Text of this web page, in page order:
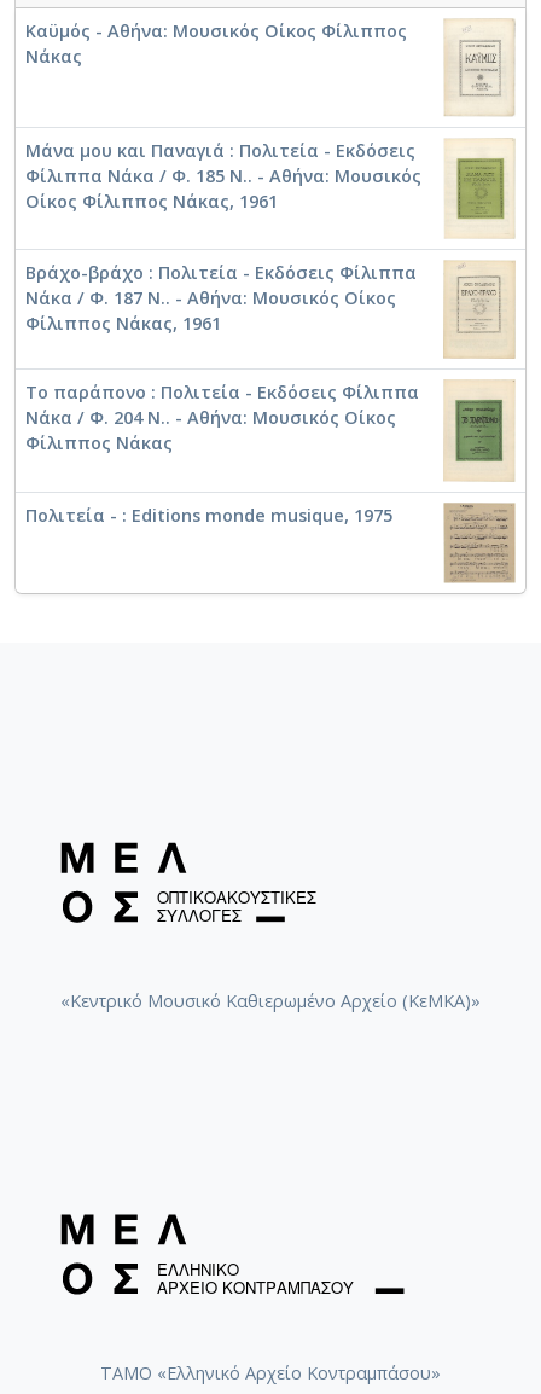
Μάνα μου και Παναγιά [1961]
Το παράπονο
Καϋμός
Βράχο-βράχο [1975]
Βρέχει στη φτωχογειτονιά
Καϋμός - Αθήνα: Μουσικός Οίκος Φίλιππος
Νάκας
Μάνα μου και Παναγιά : Πολιτεία - Εκδόσεις
Φίλιππα Νάκα / Φ. 185 Ν.. - Αθήνα: Μουσικός
Οίκος Φίλιππος Νάκας, 1961
Βράχο-βράχο : Πολιτεία - Εκδόσεις Φίλιππα
Νάκα / Φ. 187 Ν.. - Αθήνα: Μουσικός Οίκος
Φίλιππος Νάκας, 1961
Το παράπονο : Πολιτεία - Εκδόσεις Φίλιππα
Νάκα / Φ. 204 Ν.. - Αθήνα: Μουσικός Οίκος
Φίλιππος Νάκας
Πολιτεία - : Editions monde musique, 1975
«Κεντρικό Μουσικό Καθιερωμένο Αρχείο (ΚεΜΚΑ)»
ΤΑΜΟ «Ελληνικό Αρχείο Κοντραμπάσου»